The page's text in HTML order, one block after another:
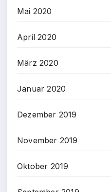
Mai 2020
April 2020
März 2020
Januar 2020
Dezember 2019
November 2019
Oktober 2019